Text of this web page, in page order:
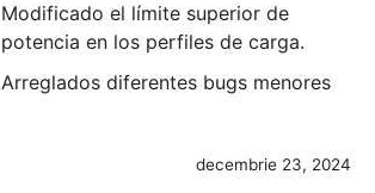
Modificado el límite superior de
potencia en los perfiles de carga.
Arreglados diferentes bugs menores
decembrie 23, 2024